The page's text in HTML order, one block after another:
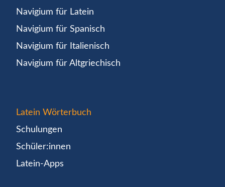
Navigium für Latein
Navigium für Spanisch
Navigium für Italienisch
Navigium für Altgriechisch
Latein Wörterbuch
Schulungen
Schüler:innen
Latein-Apps